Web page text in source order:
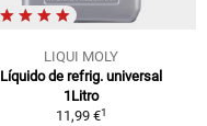
LIQUI MOLY
Líquido de refrig. universal
1Litro
11,99 €1